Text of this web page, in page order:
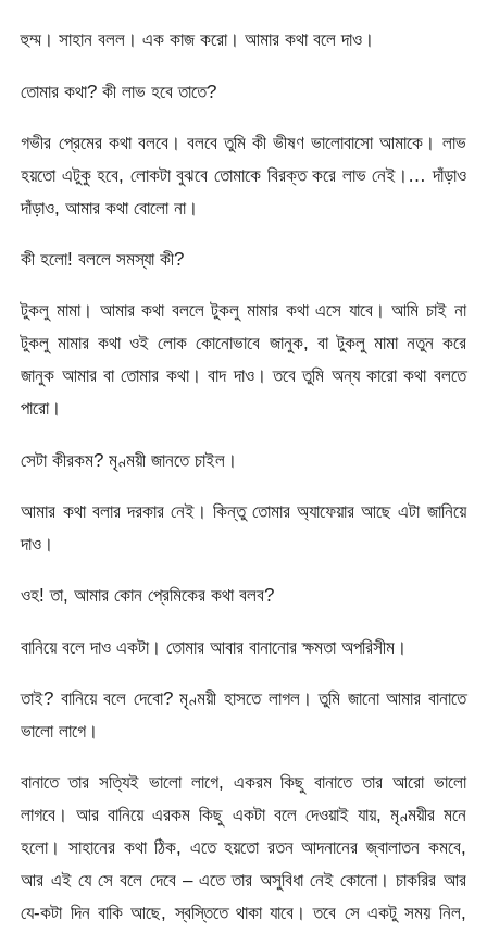
হুম্ম। সাহান বলল। এক কাজ করো। আমার কথা বলে দাও।
তোমার কথা? কী লাভ হবে তাতে?
গভীর প্রেমের কথা বলবে। বলবে তুমি কী ভীষণ ভালোবাসো আমাকে। লাভ
হয়তো এটুকু হবে, লোকটা বুঝবে তোমাকে বিরক্ত করে লাভ নেই।… দাঁড়াও
দাঁড়াও, আমার কথা বোলো না।
কী হলো! বললে সমস্যা কী?
টুকলু মামা। আমার কথা বললে টুকলু মামার কথা এসে যাবে। আমি চাই না
টুকলু মামার কথা ওই লোক কোনোভাবে জানুক, বা টুকলু মামা নতুন করে
জানুক আমার বা তোমার কথা। বাদ দাও। তবে তুমি অন্য কারো কথা বলতে
পারো।
সেটা কীরকম? মৃণ্ময়ী জানতে চাইল।
আমার কথা বলার দরকার নেই। কিন্তু তোমার অ্যাফেয়ার আছে এটা জানিয়ে
দাও।
ওহ! তা, আমার কোন প্রেমিকের কথা বলব?
বানিয়ে বলে দাও একটা। তোমার আবার বানানোর ক্ষমতা অপরিসীম।
তাই? বানিয়ে বলে দেবো? মৃণ্ময়ী হাসতে লাগল। তুমি জানো আমার বানাতে
ভালো লাগে।
বানাতে তার সত্যিই ভালো লাগে, একরম কিছু বানাতে তার আরো ভালো
লাগবে। আর বানিয়ে এরকম কিছু একটা বলে দেওয়াই যায়, মৃণ্ময়ীর মনে
হলো। সাহানের কথা ঠিক, এতে হয়তো রতন আদনানের জ্বালাতন কমবে,
আর এই যে সে বলে দেবে – এতে তার অসুবিধা নেই কোনো। চাকরির আর
যে-কটা দিন বাকি আছে, স্বস্তিতে থাকা যাবে। তবে সে একটু সময় নিল,